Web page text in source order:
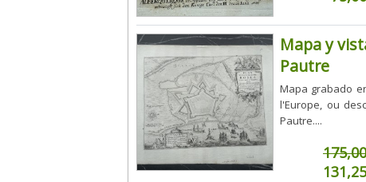
Mapa y
Pautre
Mapa grabado
l'Europe, ou
Pautre....